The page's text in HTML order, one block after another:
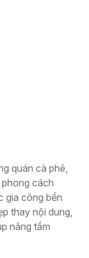
quán cà phê,
cách
gia công bền
thay nội dung,
nâng tầm